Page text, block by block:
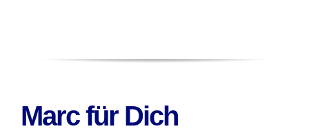
Marc für Dich